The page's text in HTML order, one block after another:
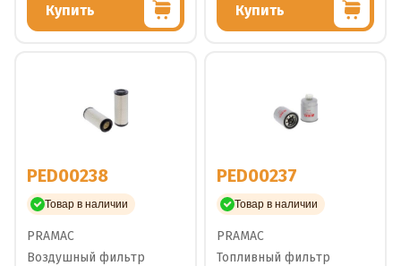
Купить Купить
PED00238
Товар в наличии
PRAMAC
Воздушный фильтр
PED00237
Товар в наличии
PRAMAC
Топливный фильтр